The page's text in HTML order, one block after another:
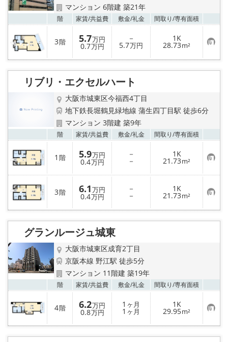
マンション 6階建 築21年
階 家賃/共益費 敷金/礼金 間取り/専有面積
3階 5.7万円
0.7万円
－
5.7万円
1K
28.73m² お
気
に
り
リブリ・エクセルハート
大阪市城東区今福西4丁目
地下鉄長堀鶴見緑地線 蒲生四丁目駅 徒歩6分
マンション 3階建 築9年
階 家賃/共益費 敷金/礼金 間取り/専有面積
1 階 5.9万円
0.4万円
－
－
1K
21.73m² お
気
に
入
り
登
録
3階 6.1万円
0.4万円
－
－
1K
21.73m² お
気
に
り
グランルージュ城東
大阪市城東区成育2丁目
京阪本線 野江駅 徒歩5分
マンション 11階建 築19年
階 家賃/共益費 敷金/礼金 間取り/専有面積
4階 6.2万円
0.8万円
1 ヶ月
1 ヶ月
1K
29.95m² お
気
に
り